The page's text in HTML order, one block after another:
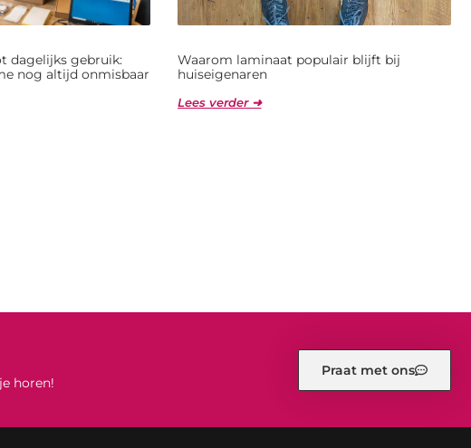
dagelijks gebruik:
nog altijd onmisbaar
Waarom laminaat populair blijft bij
huiseigenaren
Lees verder ➜
horen!
Praat met ons